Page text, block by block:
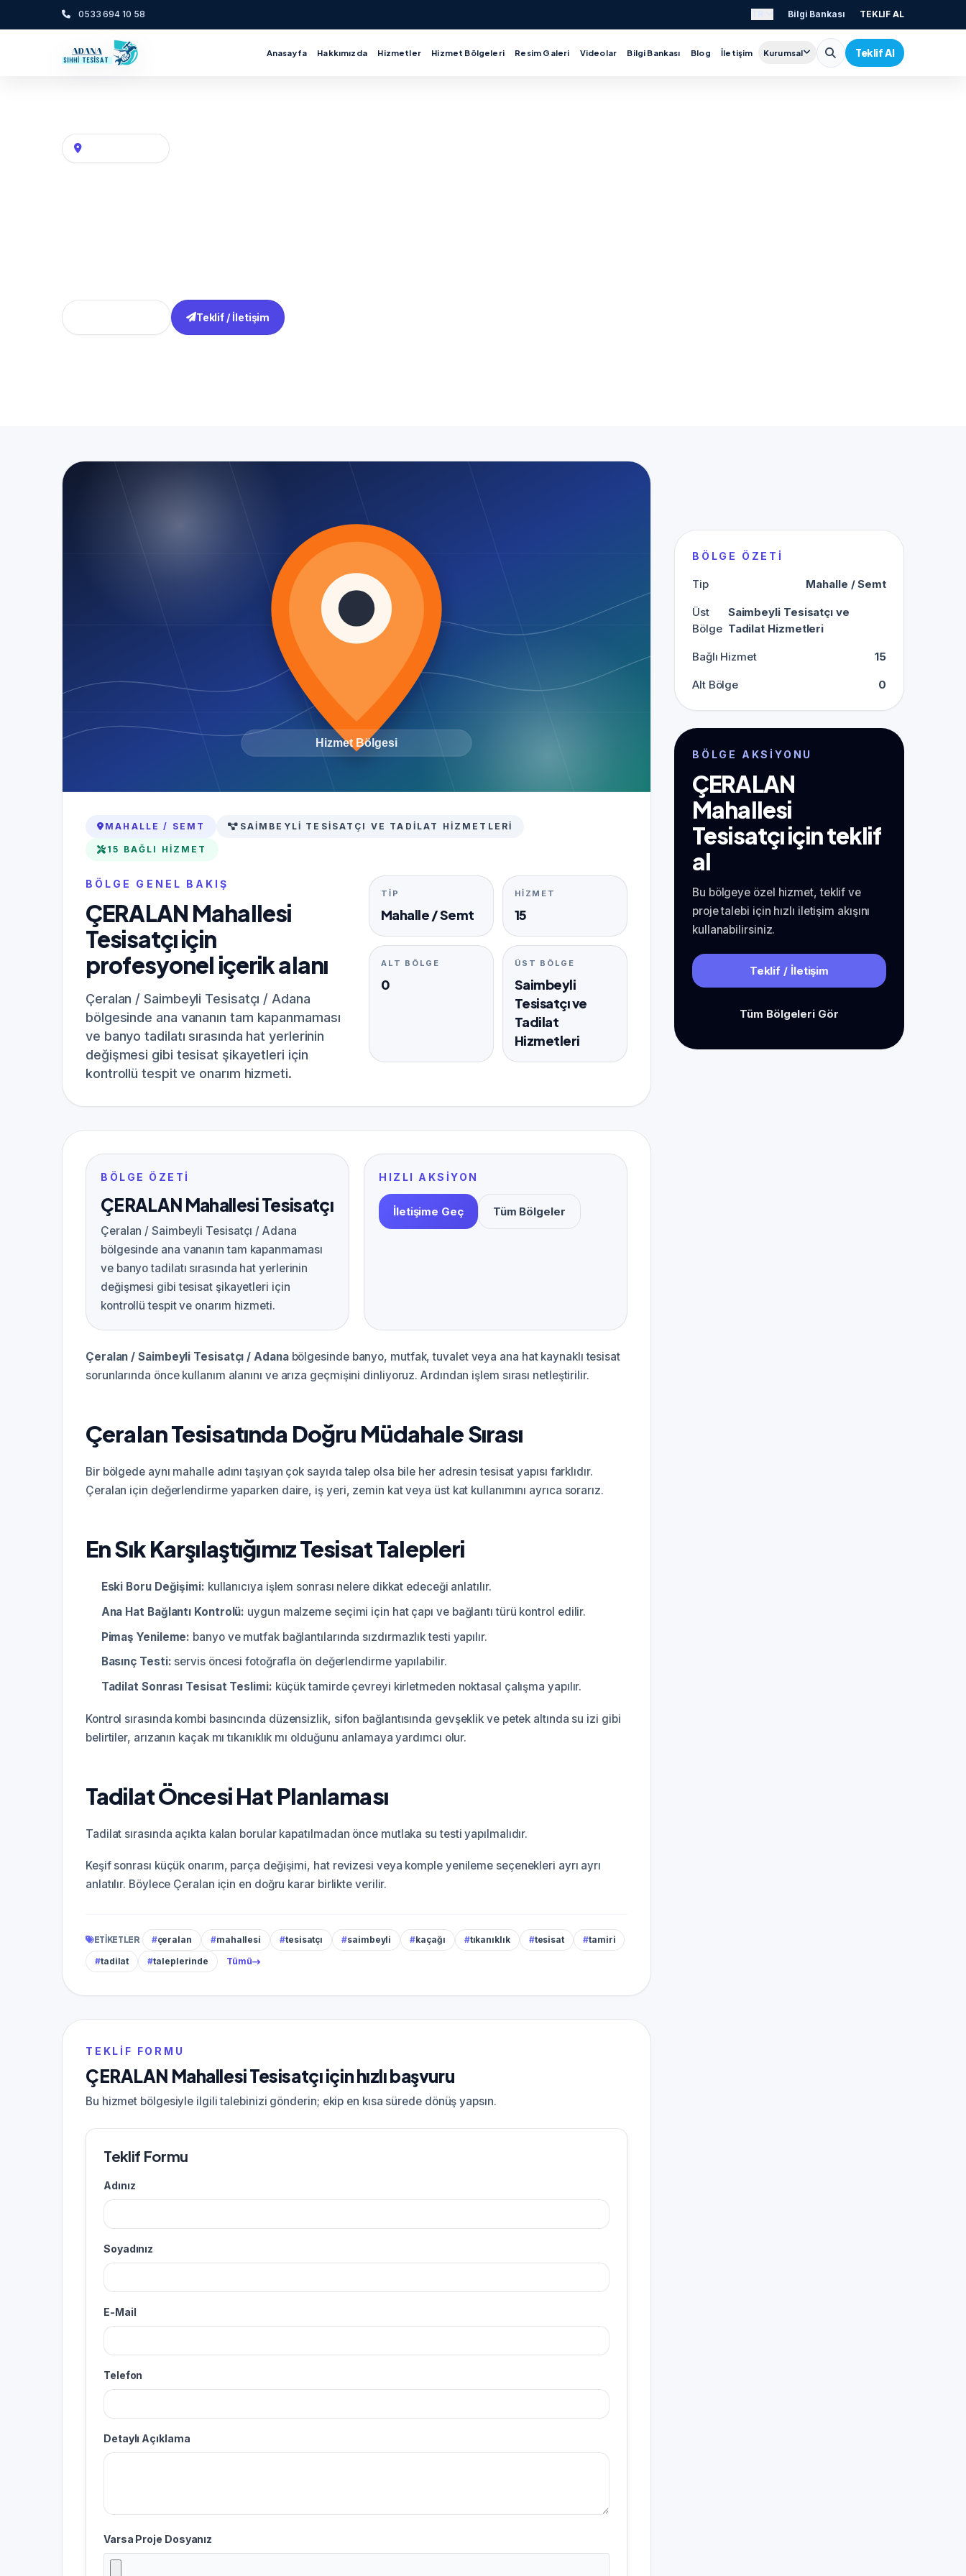
0533 694 10 58 Bilgi Bankası TEKLIF AL
Adana Su tesisatı, kat kaloriferi ve hava hattı
Anasayfa Hakkımızda Hizmetler Hizmet Bölgeleri Resim Galeri Videolar Bilgi Bankası Blog İletişim Kurumsal Teklif Al
Mahalle / Semt
Teklif / İletişim
MAHALLE / SEMT SAIMBEYLI TESISATÇI VE TADILAT HIZMETLERI
15 BAĞLI HIZMET
BÖLGE GENEL BAKIŞ
ÇERALAN Mahallesi
Tesisatçı için
profesyonel içerik alanı
Çeralan / Saimbeyli Tesisatçı / Adana
bölgesinde ana vananın tam kapanmaması
ve banyo tadilatı sırasında hat yerlerinin
değişmesi gibi tesisat şikayetleri için
kontrollü tespit ve onarım hizmeti.
TIP
Mahalle / Semt
HIZMET
15
ALT BÖLGE
0
ÜST BÖLGE
Saimbeyli
Tesisatçı ve
Tadilat
Hizmetleri
BÖLGE ÖZETI
ÇERALAN Mahallesi Tesisatçı
Çeralan / Saimbeyli Tesisatçı / Adana
bölgesinde ana vananın tam kapanmaması
ve banyo tadilatı sırasında hat yerlerinin
değişmesi gibi tesisat şikayetleri için
kontrollü tespit ve onarım hizmeti.
HIZLI AKSIYON
İletişime Geç Tüm Bölgeler
Çeralan / Saimbeyli Tesisatçı / Adanabölgesinde banyo, mutfak, tuvalet veya ana hat kaynaklı tesisat
sorunlarında önce kullanım alanını ve arıza geçmişini dinliyoruz. Ardından işlem sırası netleştirilir.
Çeralan Tesisatında Doğru Müdahale Sırası
Bir bölgede aynı mahalle adını taşıyan çok sayıda talep olsa bile her adresin tesisat yapısı farklıdır.
Çeralan için değerlendirme yaparken daire, iş yeri, zemin kat veya üst kat kullanımını ayrıca sorarız.
En Sık Karşılaştığımız Tesisat Talepleri
Eski Boru Değişimi: kullanıcıya işlem sonrası nelere dikkat edeceği anlatılır.
Ana Hat Bağlantı Kontrolü: uygun malzeme seçimi için hat çapı ve bağlantı türü kontrol edilir.
Pimaş Yenileme: banyo ve mutfak bağlantılarında sızdırmazlık testi yapılır.
Basınç Testi: servis öncesi fotoğrafla ön değerlendirme yapılabilir.
Tadilat Sonrası Tesisat Teslimi: küçük tamirde çevreyi kirletmeden noktasal çalışma yapılır.
Kontrol sırasında kombi basıncında düzensizlik, sifon bağlantısında gevşeklik ve petek altında su izi gibi
belirtiler, arızanın kaçak mı tıkanıklık mı olduğunu anlamaya yardımcı olur.
Tadilat Öncesi Hat Planlaması
Tadilat sırasında açıkta kalan borular kapatılmadan önce mutlaka su testi yapılmalıdır.
Keşif sonrası küçük onarım, parça değişimi, hat revizesi veya komple yenileme seçenekleri ayrı ayrı
anlatılır. Böylece Çeralan için en doğru karar birlikte verilir.
ETIKETLER #çeralan #mahallesi #tesisatçı #saimbeyli #kaçağı #tıkanıklık #tesisat #tamiri
#tadilat #taleplerinde Tümü
TEKLIF FORMU
ÇERALAN Mahallesi Tesisatçı için hızlı başvuru
Bu hizmet bölgesiyle ilgili talebinizi gönderin; ekip en kısa sürede dönüş yapsın.
Teklif Formu
Adınız
Soyadınız
E-Mail
Telefon
Detaylı Açıklama
Varsa Proje Dosyanız
BÖLGE ÖZETI
Tip Mahalle / Semt
Üst
Bölge
Saimbeyli Tesisatçı ve
Tadilat Hizmetleri
Bağlı Hizmet 15
Alt Bölge 0
BÖLGE AKSIYONU
ÇERALAN
Mahallesi
Tesisatçı için teklif
al
Bu bölgeye özel hizmet, teklif ve
proje talebi için hızlı iletişim akışını
kullanabilirsiniz.
Teklif / İletişim
Tüm Bölgeleri Gör